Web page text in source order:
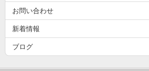
お問い合わせ
新着情報
ブログ